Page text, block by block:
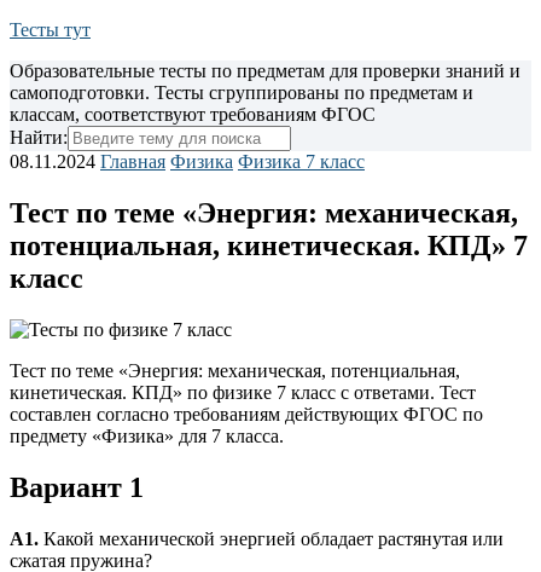
Тесты тут
Образовательные тесты по предметам для проверки знаний и
самоподготовки. Тесты сгруппированы по предметам и
классам, соответствуют требованиям ФГОС
Найти:
08.11.2024 Главная Физика Физика 7 класс
Тест по теме «Энергия: механическая,
потенциальная, кинетическая. КПД» 7
класс
Тест по теме «Энергия: механическая, потенциальная,
кинетическая. КПД» по физике 7 класс с ответами. Тест
составлен согласно требованиям действующих ФГОС по
предмету «Физика» для 7 класса.
Вариант 1
А1. Какой механической энергией обладает растянутая или
сжатая пружина?